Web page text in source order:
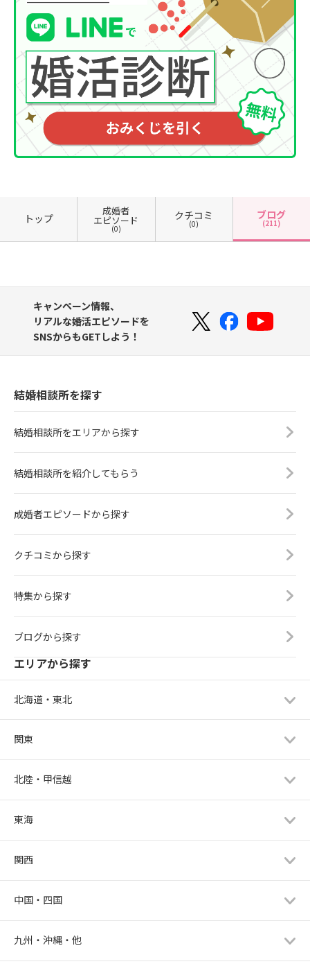
トップ
成婚者
エピソード
(0)
クチコミ
(0)
ブログ
(211)
キャンペーン情報、
リアルな婚活エピソードを
SNSからもGETしよう！
結婚相談所を探す
結婚相談所をエリアから探す
結婚相談所を紹介してもらう
成婚者エピソードから探す
クチコミから探す
特集から探す
ブログから探す
エリアから探す
北海道・東北
関東
北陸・甲信越
東海
関西
中国・四国
九州・沖縄・他